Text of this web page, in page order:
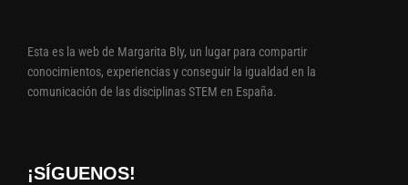
Esta es la web de Margarita Bly, un lugar para compartir
conocimientos, experiencias y conseguir la igualdad en la
comunicación de las disciplinas STEM en España.
¡SÍGUENOS!